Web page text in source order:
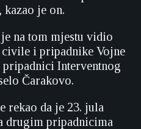
kazao je on.
na tom mjestu vidio
civile i pripadnike Vojne
Interventnog
Čarakovo.
rekao da je 23. jula
drugim pripadnicima